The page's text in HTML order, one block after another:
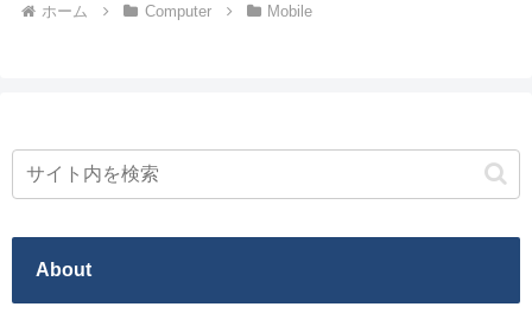
ホーム Computer Mobile
About